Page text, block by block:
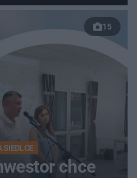
odcinek
15
SIEDLCE
chce